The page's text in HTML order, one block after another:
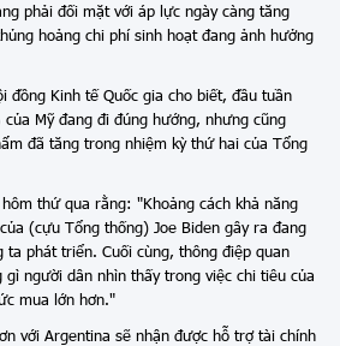
phải đối mặt với áp lực ngày càng tăng
hoảng chi phí sinh hoạt đang ảnh hưởng
đồng Kinh tế Quốc gia cho biết, đầu tuần
Mỹ đang đi đúng hướng, nhưng cũng
đã tăng trong nhiệm kỳ thứ hai của Tổng
thứ qua rằng: "Khoảng cách khả năng
(cựu Tổng thống) Joe Biden gây ra đang
ta phát triển. Cuối cùng, thông điệp quan
người dân nhìn thấy trong việc chi tiêu của
mua lớn hơn."
với Argentina sẽ nhận được hỗ trợ tài chính